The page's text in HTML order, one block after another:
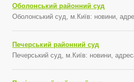
Оболонський районний суд
Оболонський суд, м.Київ: новини,
Печерський районний суд
Печерський суд, м.Київ: новини,